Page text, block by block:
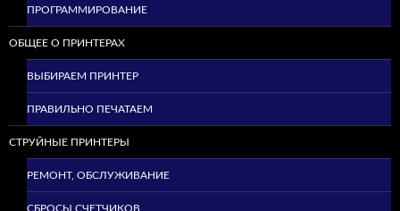
ПРОГРАММИРОВАНИЕ
ОБЩЕЕ О ПРИНТЕРАХ
ВЫБИРАЕМ ПРИНТЕР
ПРАВИЛЬНО ПЕЧАТАЕМ
СТРУЙНЫЕ ПРИНТЕРЫ
РЕМОНТ, ОБСЛУЖИВАНИЕ
СБРОСЫ СЧЕТЧИКОВ